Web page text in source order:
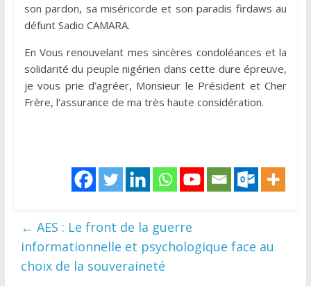
son pardon, sa miséricorde et son paradis firdaws au
défunt Sadio CAMARA.
En Vous renouvelant mes sincères condoléances et la
solidarité du peuple nigérien dans cette dure épreuve,
je vous prie d’agréer, Monsieur le Président et Cher
Frère, l’assurance de ma très haute considération.
← AES : Le front de la guerre
informationnelle et psychologique face au
choix de la souveraineté